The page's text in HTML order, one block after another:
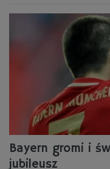
Bayern gromi i
jubileusz